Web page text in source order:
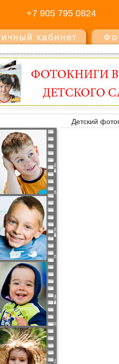
+7 905 795 0824
кабинет
Детский